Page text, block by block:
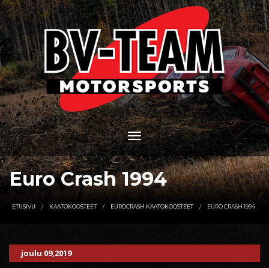
Euro Crash 1994
ETUSIVU KAATOKOOSTEET EUROCRASH KAATOKOOSTEET EURO CRASH 1994
joulu 09,2019